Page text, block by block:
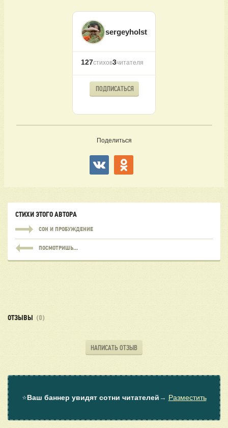
sergeyholst
127стихов3читателя
ПОДПИСАТЬСЯ
Поделиться
СТИХИ ЭТОГО АВТОРА
СОН И ПРОБУЖДЕНИЕ
ПОСМОТРИШЬ...
ОТЗЫВЫ (0)
НАПИСАТЬ ОТЗЫВ
⭐Ваш баннер увидят сотни читателей → Разместить